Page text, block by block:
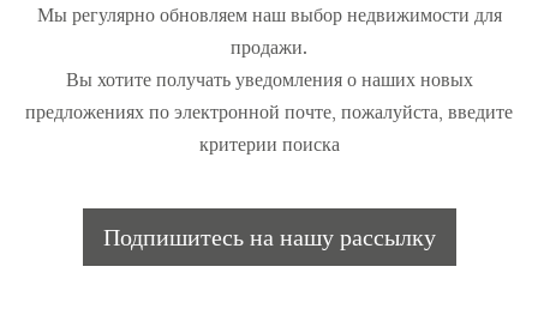
Мы регулярно обновляем наш выбор недвижимости для
продажи.
Вы хотите получать уведомления о наших новых
предложениях по электронной почте, пожалуйста, введите
критерии поиска
Подпишитесь на нашу рассылку